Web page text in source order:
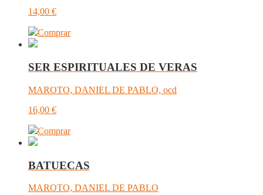
14,00 €
Comprar
SER ESPIRITUALES DE VERAS
MAROTO, DANIEL DE PABLO, ocd
16,00 €
Comprar
BATUECAS
MAROTO, DANIEL DE PABLO